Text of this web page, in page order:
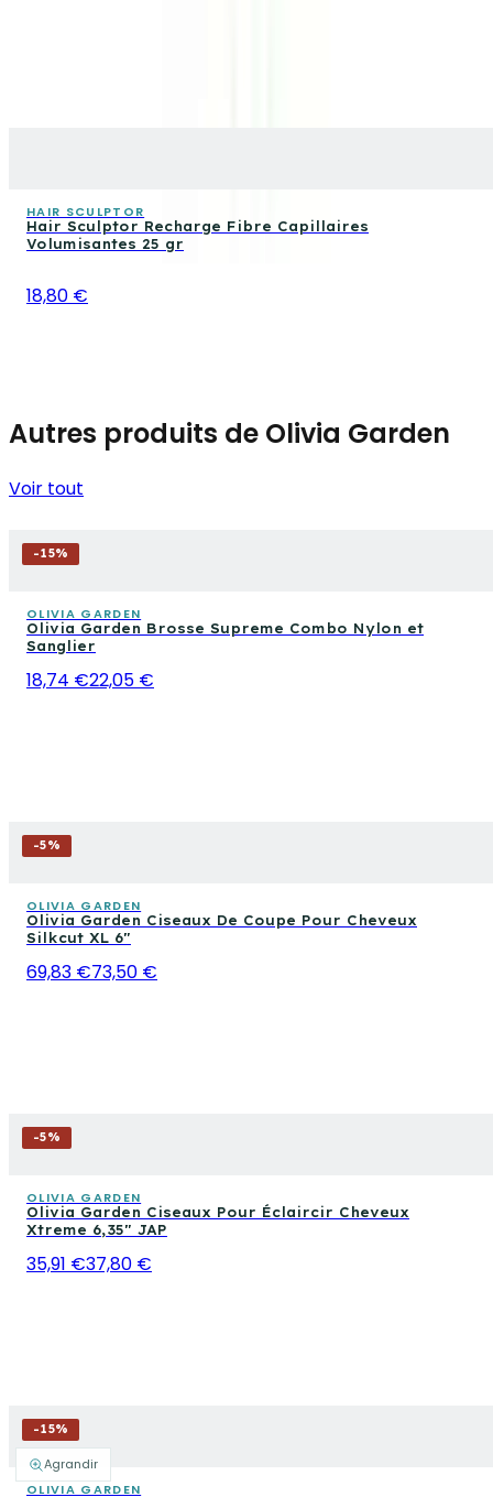
Agrandir
HAIR SCULPTOR
Hair Sculptor Recharge Fibre Capillaires
Volumisantes 25 gr
18,80 €
Autres produits de Olivia Garden
Voir tout
-15%
OLIVIA GARDEN
Olivia Garden Brosse Supreme Combo Nylon et
Sanglier
18,74 €22,05 €
-5%
OLIVIA GARDEN
Olivia Garden Ciseaux De Coupe Pour Cheveux
Silkcut XL 6"
69,83 €73,50 €
-5%
OLIVIA GARDEN
Olivia Garden Ciseaux Pour Éclaircir Cheveux
Xtreme 6,35" JAP
35,91 €37,80 €
-15%
OLIVIA GARDEN